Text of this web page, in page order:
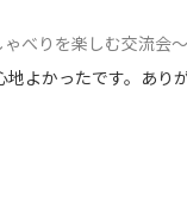
〜自分を整え、哲学ボードゲーム
よかったです。あり